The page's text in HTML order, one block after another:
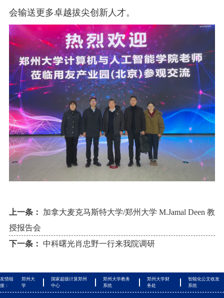
会输送更多卓越拔尖创新人才。
上一条： 加拿大麦克马斯特大学/郑州大学 M.Jamal Deen 教
授报告会
下一条： 中科曙光肖忠野一行来我院调研
友情链
接：
郑州大
学
国家超级计算郑州
中心
郑州大学教务
系统
郑州大学财
务处
智能化公文收发
系统